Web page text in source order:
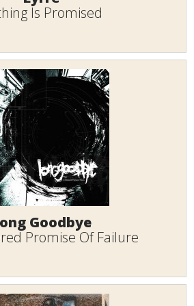
Is Promised
Goodbye
Promise Of Failure